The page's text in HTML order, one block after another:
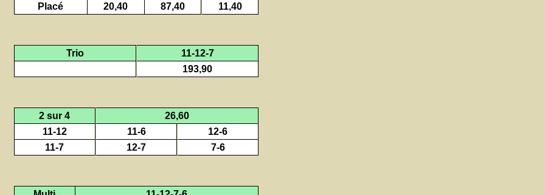
Placé
20,40 87,40 11,40
Trio
11-12-7
193,90
2 sur 4
26,60
11-12
11-6
12-6
11-7
12-7 7-6